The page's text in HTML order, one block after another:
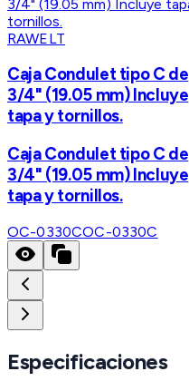
RAWELT
Caja Condulet tipo C de
3/4" (19.05 mm) Incluye
tapa y tornillos.
Caja Condulet tipo C de
3/4" (19.05 mm) Incluye
tapa y tornillos.
OC-0330COC-0330C
Especificaciones